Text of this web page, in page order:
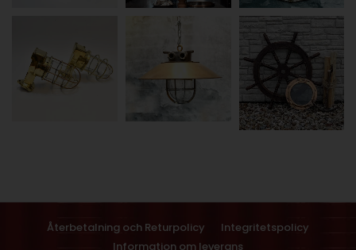
Återbetalning och Returpolicy
Integritetspolicy
Information om leverans